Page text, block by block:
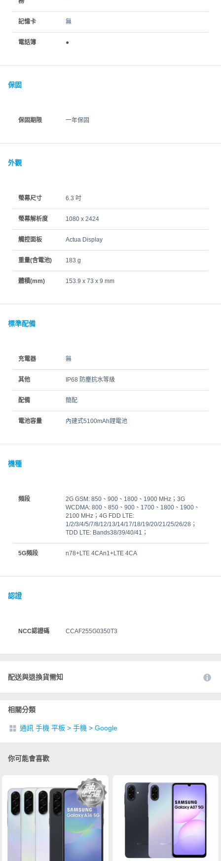
記憶卡 無
電話簿 ●
保固
保固期限 一年保固
外觀
螢幕尺寸 6.3 吋
螢幕解析度 1080 x 2424
觸控面板 Actua Display
重量(含電池) 183 g
體積(mm) 153.9 x 73 x 9 mm
標準配備
充電器 無
其他 IP68 防塵抗水等級
配備 簡配
電池容量 內建式5100mAh鋰電池
機種
頻段
2G GSM: 850、900、1800、1900 MHz；3G
WCDMA: 800、850、900、1700、1800、1900、
2100 MHz；4G FDD LTE:
1/2/3/4/5/7/8/12/13/14/17/18/19/20/21/25/26/28；
TDD LTE: Bands38/39/40/41；
5G頻段 n78+LTE 4CAn1+LTE 4CA
認證
NCC認證碼 CCAF255G0350T3
配送與退換貨需知
相關分類
通訊 手機 平板 > 手機 > Google
你可能會喜歡